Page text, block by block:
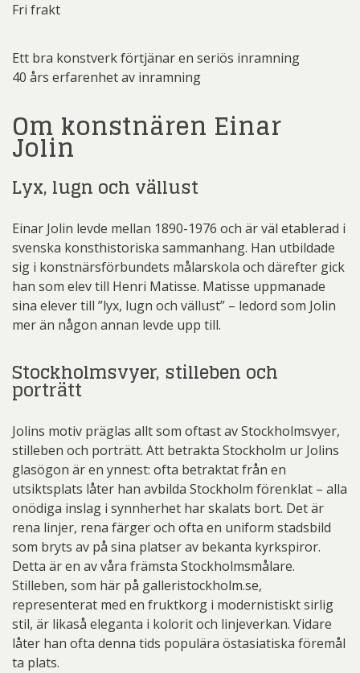
Fri frakt
Ett bra konstverk förtjänar en seriös inramning
40 års erfarenhet av inramning
Om konstnären Einar
Jolin
Lyx, lugn och vällust
Einar Jolin levde mellan 1890-1976 och är väl etablerad i
svenska konsthistoriska sammanhang. Han utbildade
sig i konstnärsförbundets målarskola och därefter gick
han som elev till Henri Matisse. Matisse uppmanade
sina elever till ”lyx, lugn och vällust” – ledord som Jolin
mer än någon annan levde upp till.
Stockholmsvyer, stilleben och
porträtt
Jolins motiv präglas allt som oftast av Stockholmsvyer,
stilleben och porträtt. Att betrakta Stockholm ur Jolins
glasögon är en ynnest: ofta betraktat från en
utsiktsplats låter han avbilda Stockholm förenklat – alla
onödiga inslag i synnherhet har skalats bort. Det är
rena linjer, rena färger och ofta en uniform stadsbild
som bryts av på sina platser av bekanta kyrkspiror.
Detta är en av våra främsta Stockholmsmålare.
Stilleben, som här på galleristockholm.se,
representerat med en fruktkorg i modernistiskt sirlig
stil, är likaså eleganta i kolorit och linjeverkan. Vidare
låter han ofta denna tids populära östasiatiska föremål
ta plats.